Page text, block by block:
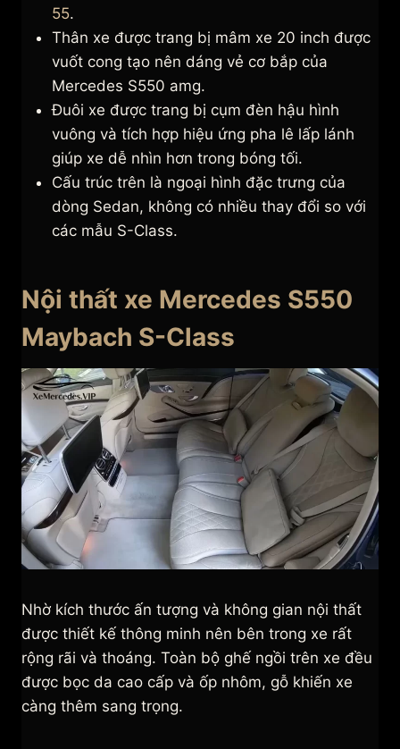
55.
Thân xe được trang bị mâm xe 20 inch được
vuốt cong tạo nên dáng vẻ cơ bắp của
Mercedes S550 amg.
Đuôi xe được trang bị cụm đèn hậu hình
vuông và tích hợp hiệu ứng pha lê lấp lánh
giúp xe dễ nhìn hơn trong bóng tối.
Cấu trúc trên là ngoại hình đặc trưng của
dòng Sedan, không có nhiều thay đổi so với
các mẫu S-Class.
Nội thất xe Mercedes S550
Maybach S-Class
Nhờ kích thước ấn tượng và không gian nội thất
được thiết kế thông minh nên bên trong xe rất
rộng rãi và thoáng. Toàn bộ ghế ngồi trên xe đều
được bọc da cao cấp và ốp nhôm, gỗ khiến xe
càng thêm sang trọng.